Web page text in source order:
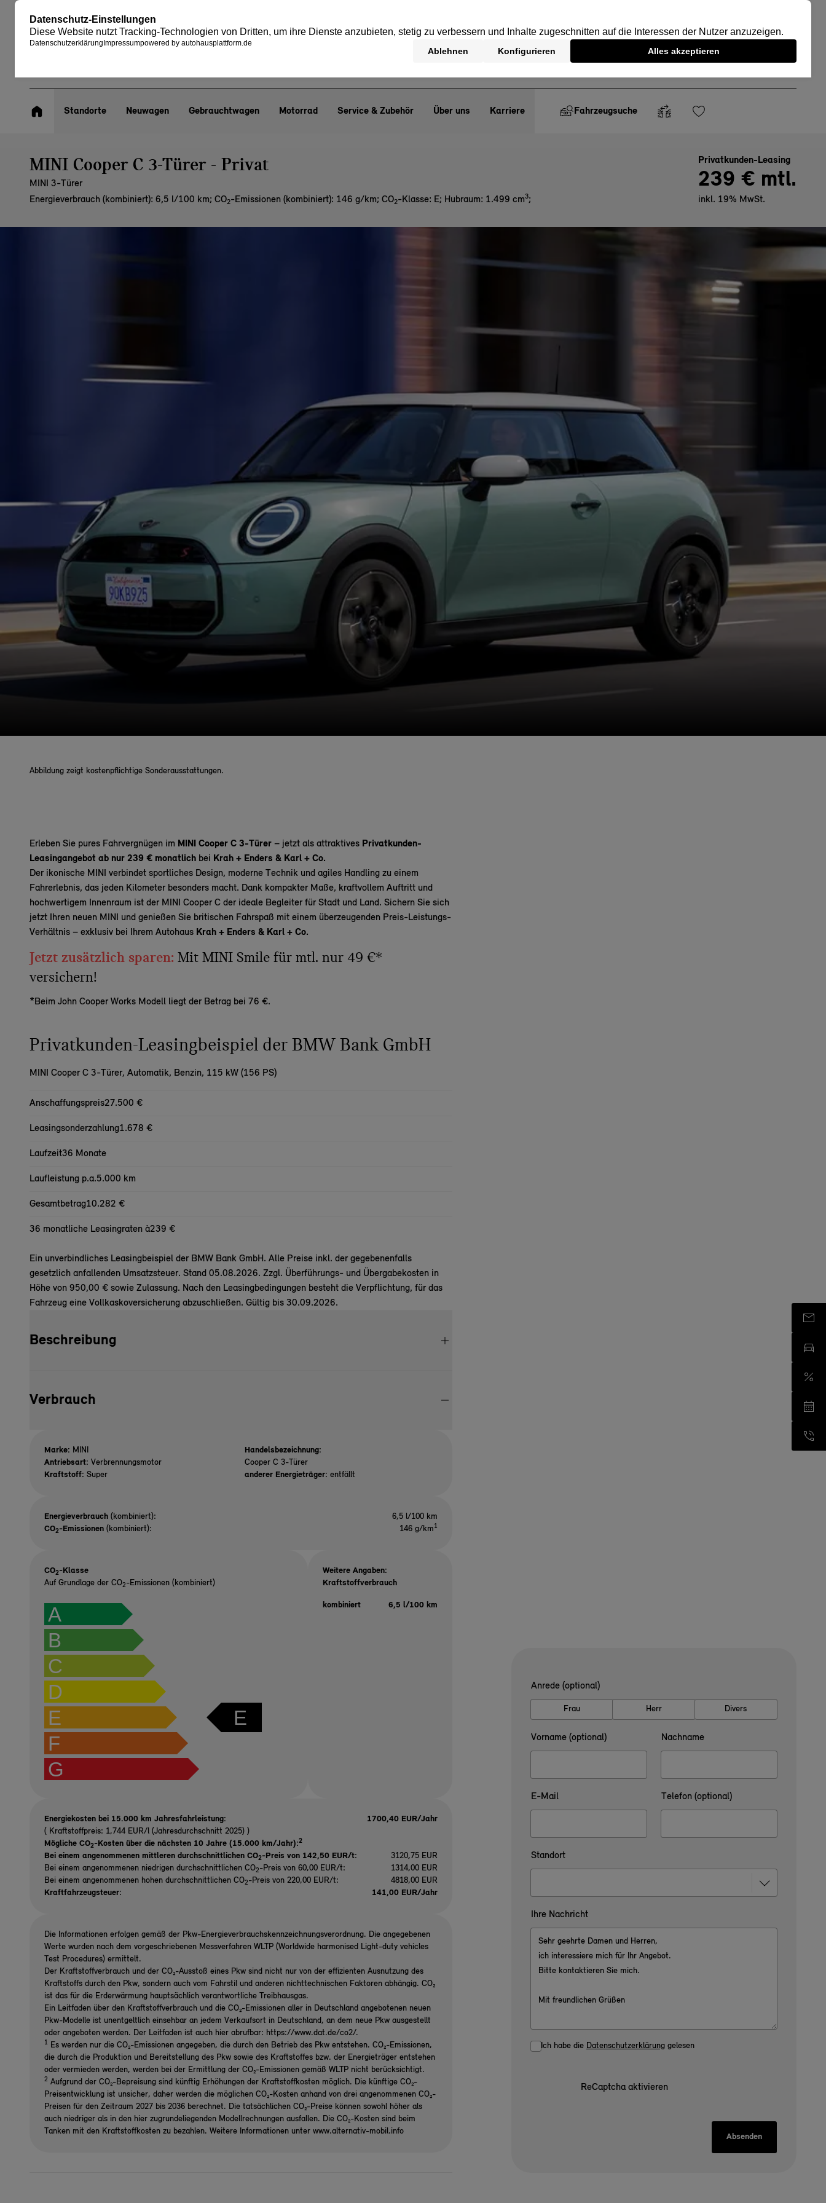
Standorte Neuwagen Gebrauchtwagen Motorrad Service & Zubehör Über uns Karriere Fahrzeugsuche
MINI Cooper C 3-Türer - Privat
MINI 3-Türer
Energieverbrauch (kombiniert): 6,5 l/100 km; CO2-Emissionen (kombiniert): 146 g/km; CO2-Klasse: E; Hubraum: 1.499 cm3;
Privatkunden-Leasing
239 € mtl.
inkl. 19% MwSt.
Abbildung zeigt kostenpflichtige Sonderausstattungen.
Erleben Sie pures Fahrvergnügen im MINI Cooper C 3-Türer – jetzt als attraktives Privatkunden-
Leasingangebot ab nur 239 € monatlich bei Krah + Enders & Karl + Co.
Der ikonische MINI verbindet sportliches Design, moderne Technik und agiles Handling zu einem
Fahrerlebnis, das jeden Kilometer besonders macht. Dank kompakter Maße, kraftvollem Auftritt und
hochwertigem Innenraum ist der MINI Cooper C der ideale Begleiter für Stadt und Land. Sichern Sie sich
jetzt Ihren neuen MINI und genießen Sie britischen Fahrspaß mit einem überzeugenden Preis-Leistungs-
Verhältnis – exklusiv bei Ihrem Autohaus Krah + Enders & Karl + Co.
Jetzt zusätzlich sparen: Mit MINI Smile für mtl. nur 49 €*
versichern!
*Beim John Cooper Works Modell liegt der Betrag bei 76 €.
Privatkunden-Leasingbeispiel der BMW Bank GmbH
MINI Cooper C 3-Türer, Automatik, Benzin, 115 kW (156 PS)
Anschaffungspreis27.500 €
Leasingsonderzahlung1.678 €
Laufzeit36 Monate
Laufleistung p.a.5.000 km
Gesamtbetrag10.282 €
36 monatliche Leasingraten à239 €
Ein unverbindliches Leasingbeispiel der BMW Bank GmbH. Alle Preise inkl. der gegebenenfalls
gesetzlich anfallenden Umsatzsteuer. Stand 05.08.2026. Zzgl. Überführungs- und Übergabekosten in
Höhe von 950,00 € sowie Zulassung. Nach den Leasingbedingungen besteht die Verpflichtung, für das
Fahrzeug eine Vollkaskoversicherung abzuschließen. Gültig bis 30.09.2026.
Beschreibung
Verbrauch
Marke: MINI
Antriebsart: Verbrennungsmotor
Kraftstoff: Super
Handelsbezeichnung:
Cooper C 3-Türer
anderer Energieträger: entfällt
Energieverbrauch (kombiniert):
6,5 l/100 km
CO2-Emissionen (kombiniert): 146 g/km1
CO2-Klasse
Auf Grundlage der CO2-Emissionen (kombiniert)
A
B
C
D
E
F
G
E
Weitere Angaben:
Kraftstoffverbrauch
kombiniert 6,5 l/100 km
Energiekosten bei 15.000 km Jahresfahrleistung:
1700,40 EUR/Jahr
( Kraftstoffpreis: 1,744 EUR/l (Jahresdurchschnitt 2025) )
Mögliche CO2-Kosten über die nächsten 10 Jahre (15.000 km/Jahr):2
Bei einem angenommenen mittleren durchschnittlichen CO2-Preis von 142,50 EUR/t:
3120,75 EUR
Bei einem angenommenen niedrigen durchschnittlichen CO2-Preis von 60,00 EUR/t:
1314,00 EUR
Bei einem angenommenen hohen durchschnittlichen CO2-Preis von 220,00 EUR/t:
4818,00 EUR
Kraftfahrzeugsteuer:
141,00 EUR/Jahr
Die Informationen erfolgen gemäß der Pkw-Energieverbrauchskennzeichnungsverordnung. Die angegebenen
Werte wurden nach dem vorgeschriebenen Messverfahren WLTP (Worldwide harmonised Light-duty vehicles
Test Procedures) ermittelt.
Der Kraftstoffverbrauch und der CO₂-Ausstoß eines Pkw sind nicht nur von der effizienten Ausnutzung des
Kraftstoffs durch den Pkw, sondern auch vom Fahrstil und anderen nichttechnischen Faktoren abhängig. CO₂
ist das für die Erderwärmung hauptsächlich verantwortliche Treibhausgas.
Ein Leitfaden über den Kraftstoffverbrauch und die CO₂-Emissionen aller in Deutschland angebotenen neuen
Pkw-Modelle ist unentgeltlich einsehbar an jedem Verkaufsort in Deutschland, an dem neue Pkw ausgestellt
oder angeboten werden. Der Leitfaden ist auch hier abrufbar: https://www.dat.de/co2/.
1 Es werden nur die CO₂-Emissionen angegeben, die durch den Betrieb des Pkw entstehen. CO₂-Emissionen,
die durch die Produktion und Bereitstellung des Pkw sowie des Kraftstoffes bzw. der Energieträger entstehen
oder vermieden werden, werden bei der Ermittlung der CO₂-Emissionen gemäß WLTP nicht berücksichtigt.
2 Aufgrund der CO₂-Bepreisung sind künftig Erhöhungen der Kraftstoffkosten möglich. Die künftige CO₂-
Preisentwicklung ist unsicher, daher werden die möglichen CO₂-Kosten anhand von drei angenommenen CO₂-
Preisen für den Zeitraum 2027 bis 2036 berechnet. Die tatsächlichen CO₂-Preise können sowohl höher als
auch niedriger als in den hier zugrundeliegenden Modellrechnungen ausfallen. Die CO₂-Kosten sind beim
Tanken mit den Kraftstoffkosten zu bezahlen. Weitere Informationen unter www.alternativ-mobil.info
Anrede (optional)
Frau Herr Divers
Vorname (optional) Nachname
E-Mail Telefon (optional)
Standort
Ihre Nachricht
Ich habe die Datenschutzerklärung gelesen
ReCaptcha aktivieren
Absenden